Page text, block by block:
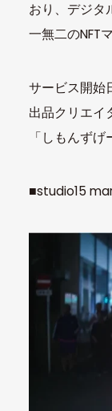
おり、デジタ
一無二のNFT
サービス開始
出品クリエイ
「しもんず
■studio15